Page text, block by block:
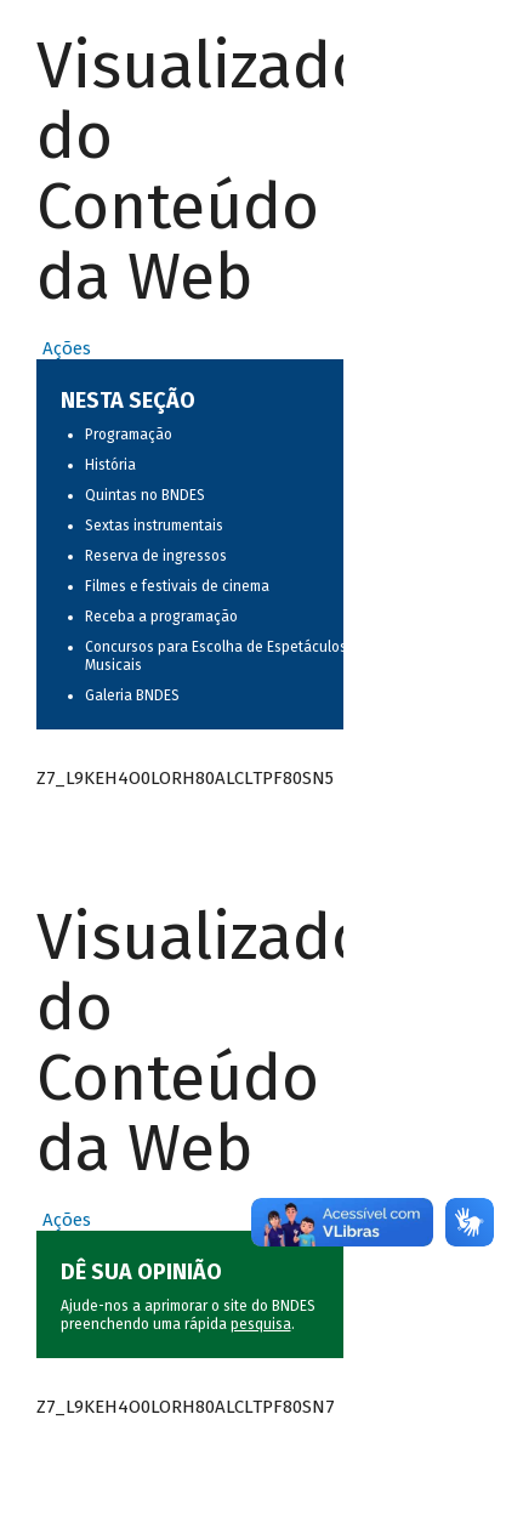
Visualizador
do
Conteúdo
da Web
Ações
NESTA SEÇÃO
Programação
História
Quintas no BNDES
Sextas instrumentais
Reserva de ingressos
Filmes e festivais de cinema
Receba a programação
Concursos para Escolha de Espetáculos
Musicais
Galeria BNDES
Z7_L9KEH4O0LORH80ALCLTPF80SN5
Visualizador
do
Conteúdo
da Web
Ações
DÊ SUA OPINIÃO
Ajude-nos a aprimorar o site do BNDES
preenchendo uma rápida pesquisa.
Z7_L9KEH4O0LORH80ALCLTPF80SN7